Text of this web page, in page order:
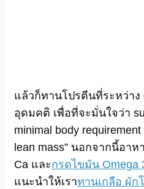
แล้วก็ทานโปรตีนที่ระหว่า
อุดมคติ เพื่อที่จะมั่นใจว่า
minimal body
lean mass” นอกจากนี้อาห
Ca และกรดไขมัน Omega
แนะนำให้เราทานเกลือ ผัก